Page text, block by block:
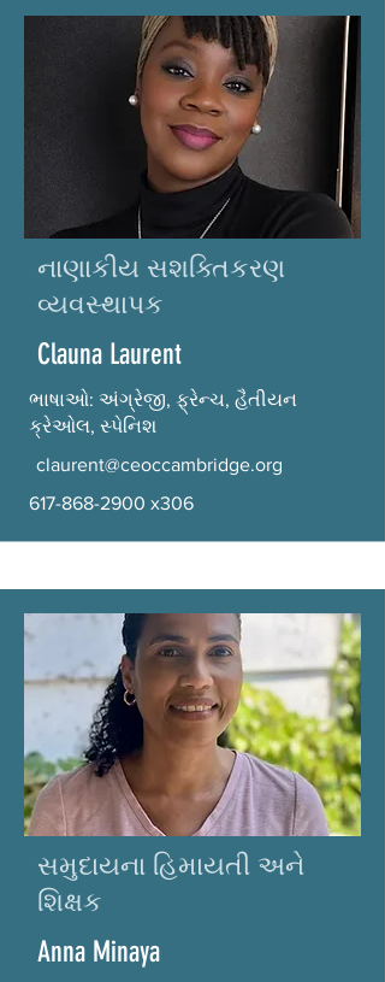
નાણાકીય સશક્તિકરણ
વ્યવસ્થાપક
Clauna Laurent
ભાષાઓ: અંગ્રેજી, ફ્રેન્ચ, હૈતીયન
ક્રેઓલ, સ્પેનિશ
claurent@ceoccambridge.org
617-868-2900 x306
સમુદાયના હિમાયતી અને
શિક્ષક
Anna Minaya